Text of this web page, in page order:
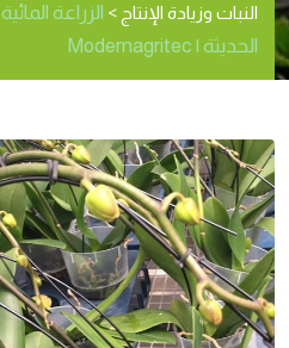
النبات وزيادة الإنتاج > الزراعة المائية
الحديثة | Modernagritec